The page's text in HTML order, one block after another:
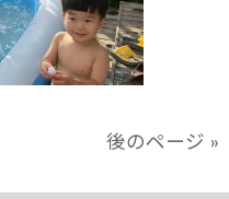
後のページ »